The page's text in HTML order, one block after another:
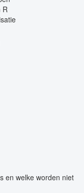
R
en welke worden niet